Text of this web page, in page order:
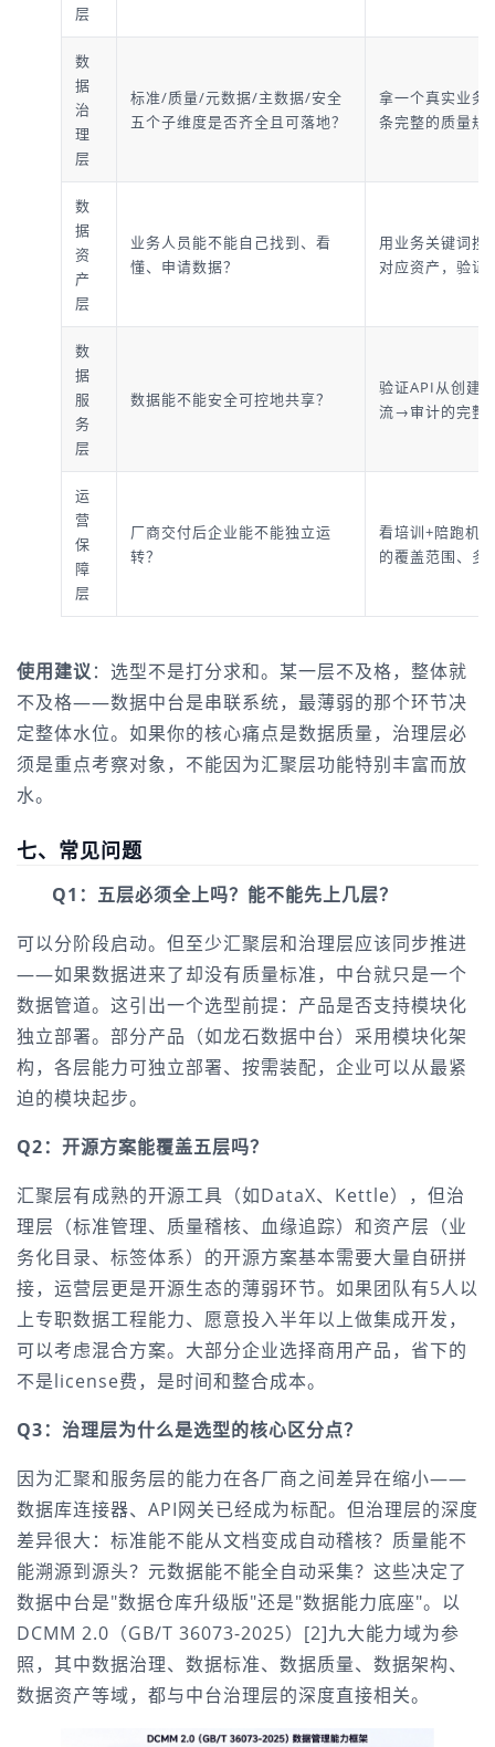
层
数
据
治
理
层
标准/质量/元数据/主数据/安全
五个子维度是否齐全且可落地？
拿一个真实业务
条完整的质量规
数
据
资
产
层
业务人员能不能自己找到、看
懂、申请数据？
用业务关键词搜
对应资产，验证
数
据
服
务
层
数据能不能安全可控地共享？
验证API从创
流→审计的完整
运
营
保
障
层
厂商交付后企业能不能独立运
转？
看培训+陪跑机
的覆盖范围、多
使用建议：选型不是打分求和。某一层不及格，整体就
不及格——数据中台是串联系统，最薄弱的那个环节决
定整体水位。如果你的核心痛点是数据质量，治理层必
须是重点考察对象，不能因为汇聚层功能特别丰富而放
水。
七、常见问题
Q1：五层必须全上吗？能不能先上几层？
可以分阶段启动。但至少汇聚层和治理层应该同步推进
——如果数据进来了却没有质量标准，中台就只是一个
数据管道。这引出一个选型前提：产品是否支持模块化
独立部署。部分产品（如龙石数据中台）采用模块化架
构，各层能力可独立部署、按需装配，企业可以从最紧
迫的模块起步。
Q2：开源方案能覆盖五层吗？
汇聚层有成熟的开源工具（如DataX、Kettle），但治
理层（标准管理、质量稽核、血缘追踪）和资产层（业
务化目录、标签体系）的开源方案基本需要大量自研拼
接，运营层更是开源生态的薄弱环节。如果团队有5人以
上专职数据工程能力、愿意投入半年以上做集成开发，
可以考虑混合方案。大部分企业选择商用产品，省下的
不是license费，是时间和整合成本。
Q3：治理层为什么是选型的核心区分点？
因为汇聚和服务层的能力在各厂商之间差异在缩小——
数据库连接器、API网关已经成为标配。但治理层的深度
差异很大：标准能不能从文档变成自动稽核？质量能不
能溯源到源头？元数据能不能全自动采集？这些决定了
数据中台是"数据仓库升级版"还是"数据能力底座"。以
DCMM 2.0（GB/T 36073-2025）[2]九大能力域为参
照，其中数据治理、数据标准、数据质量、数据架构、
数据资产等域，都与中台治理层的深度直接相关。